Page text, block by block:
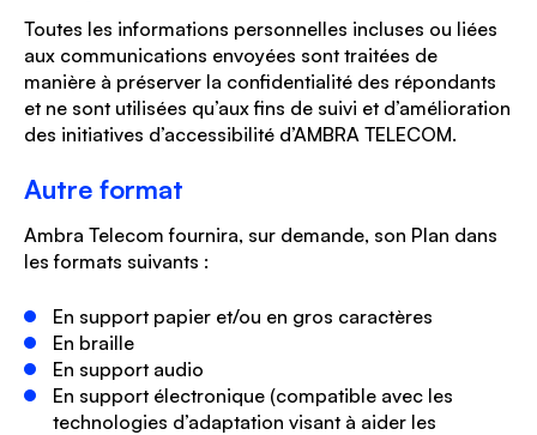
Toutes les informations personnelles incluses ou liées
aux communications envoyées sont traitées de
manière à préserver la confidentialité des répondants
et ne sont utilisées qu’aux fins de suivi et d’amélioration
des initiatives d’accessibilité d’AMBRA TELECOM.
Autre format
Ambra Telecom fournira, sur demande, son Plan dans
les formats suivants :
En support papier et/ou en gros caractères
En braille
En support audio
En support électronique (compatible avec les
technologies d’adaptation visant à aider les